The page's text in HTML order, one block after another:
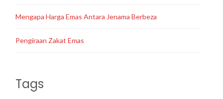
Mengapa Harga Emas Antara Jenama Berbeza
Pengiraan Zakat Emas
Tags